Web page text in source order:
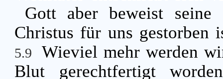
Gott aber beweist
Christus für uns gestorben
5.9
Wieviel mehr werden
Blut gerechtfertigt